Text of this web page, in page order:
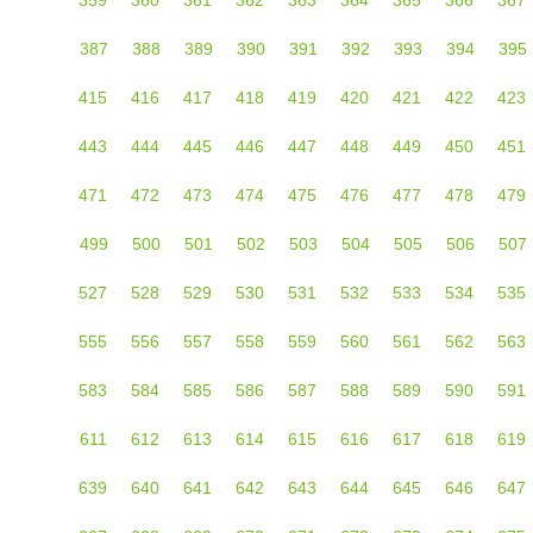
387 388 389 390 391 392 393 394 395
415 416 417 418 419 420 421 422 423
443 444 445 446 447 448 449 450 451
471 472 473 474 475 476 477 478 479
499 500 501 502 503 504 505 506 507
527 528 529 530 531 532 533 534 535
555 556 557 558 559 560 561 562 563
583 584 585 586 587 588 589 590 591
611 612 613 614 615 616 617 618 619
639 640 641 642 643 644 645 646 647